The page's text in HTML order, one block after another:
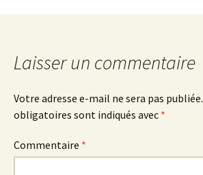
Laisser un commentaire
Votre adresse e-mail ne sera pas publiée.
obligatoires sont indiqués avec *
Commentaire *